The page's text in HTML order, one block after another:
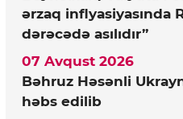
ərzaq inflyasiyasında
dərəcədə asılıdır”
Bəhruz Həsənli
həbs edilib
07 Avqust 2026